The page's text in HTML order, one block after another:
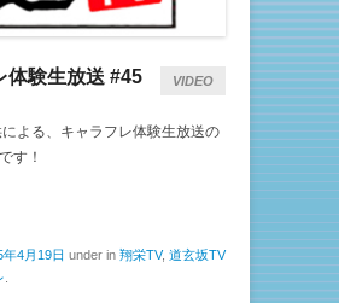
体験生放送 #45 VIDEO
よる、キャラフレ体験生放送の
す！
年4月19日 under in 翔栄TV, 道玄坂TV